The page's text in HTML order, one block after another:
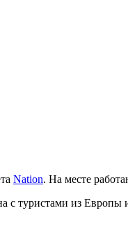
Nation. На месте
с туристами из Европы